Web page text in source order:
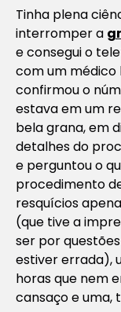
Tinha plena
interromper a
e consegui o
com um médico
confirmou o
estava em um
bela grana, em
detalhes do
e perguntou o
procedimento
resquícios
(que tive a
ser por
estiver errada),
horas que nem
cansaço e uma,